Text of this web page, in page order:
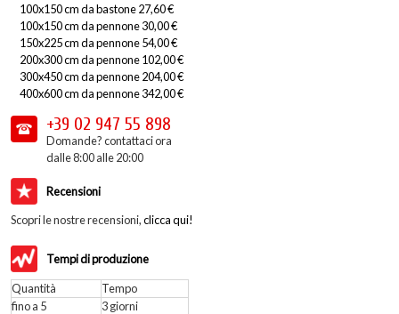
100x150 cm da bastone 27,60 €
100x150 cm da pennone 30,00 €
150x225 cm da pennone 54,00 €
200x300 cm da pennone 102,00 €
300x450 cm da pennone 204,00 €
400x600 cm da pennone 342,00 €
+39 02 947 55 898
Domande? contattaci ora
dalle 8:00 alle 20:00
Recensioni
Scopri le nostre recensioni,clicca qui!
Tempi di produzione
Quantità
Tempo
fino a 5
3 giorni